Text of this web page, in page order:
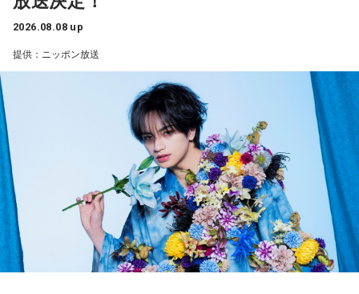
ね。
山田「活きていると思います。ウエイトトレーニングなどで
身体作りができたと思うので、結果を出さないといけないと
ころで出せたというのはよかったと思います」
――2月の南郷キャンプ終盤で右肘痛が発覚した時の心境を教
山田「痛かったですし、手術のタイミングはすごく悩んだの
ですが、3月9日に手術をさせていただいた。痛いままプレー
をしていても成績も上がらないですし、自分としても不安を
抱えながらプレーをするのは嫌だったので、できるだけ早く
手術をして、早く復帰ができるようにというので決断しまし
た」
2026.08.08 up
提供：ニッポン放送